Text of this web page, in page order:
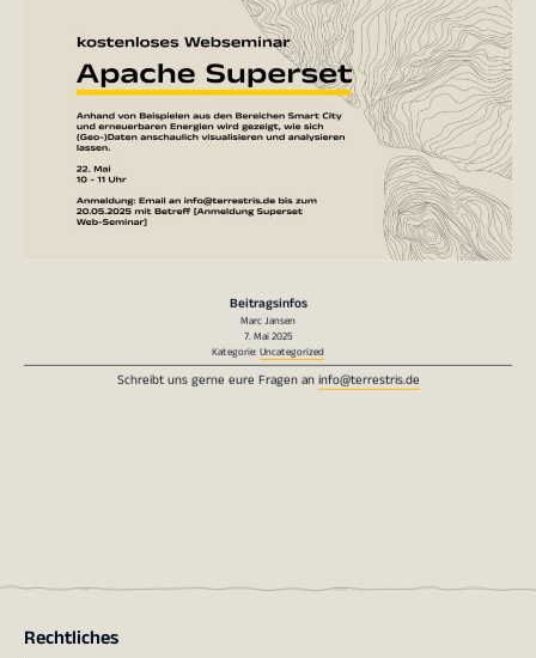
Beitragsinfos
Marc Jansen
7. Mai 2025
Kategorie:Uncategorized
Schreibt uns gerne eure Fragen aninfo@terrestris.de
Rechtliches